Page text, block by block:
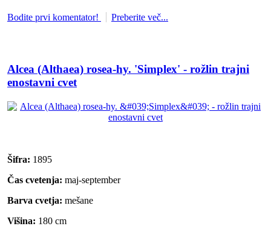
Bodite prvi komentator! Preberite več...
Alcea (Althaea) rosea-hy. 'Simplex' - rožlin trajni
enostavni cvet
Šifra: 1895
Čas cvetenja: maj-september
Barva cvetja: mešane
Višina: 180 cm